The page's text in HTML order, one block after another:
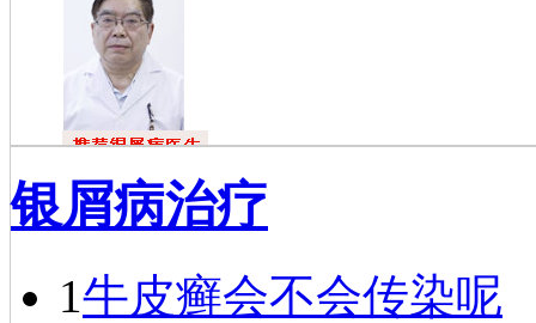
戴礼
戴礼，毕业于
福建医科大学，现
医院医师…[详细]
银屑病治疗
1牛皮癣会不会传染呢